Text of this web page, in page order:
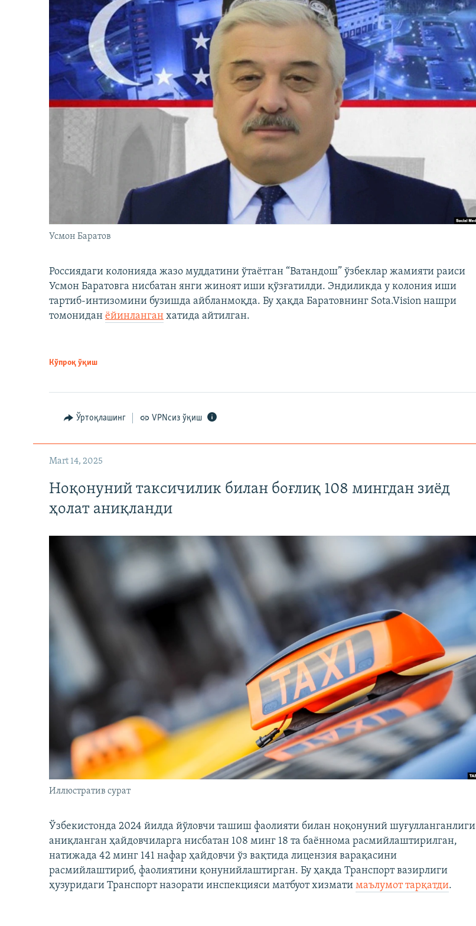
Усмон Баратов
Россиядаги колонияда жазо муддатини ўтаётган “Ватандош” ўзбеклар жамияти раиси
Усмон Баратовга нисбатан янги жиноят иши қўзғатилди. Эндиликда у колония иши
тартиб-интизомини бузишда айбланмоқда. Бу ҳақда Баратовнинг Sota.Vision нашри
томонидан ёйинланган хатида айтилган.
Кўпроқ ўқиш
Ўртоқлашинг VPNсиз ўқиш
Mart 14, 2025
Ноқонуний таксичилик билан боғлиқ 108 мингдан зиёд
ҳолат аниқланди
Иллюстратив сурат
Ўзбекистонда 2024 йилда йўловчи ташиш фаолияти билан ноқонуний шуғулланганлиги
аниқланган ҳайдовчиларга нисбатан 108 минг 18 та баённома расмийлаштирилган,
натижада 42 минг 141 нафар ҳайдовчи ўз вақтида лицензия варақасини
расмийлаштириб, фаолиятини қонунийлаштирган. Бу ҳақда Транспорт вазирлиги
ҳузуридаги Транспорт назорати инспекцияси матбуот хизмати маълумот тарқатди.